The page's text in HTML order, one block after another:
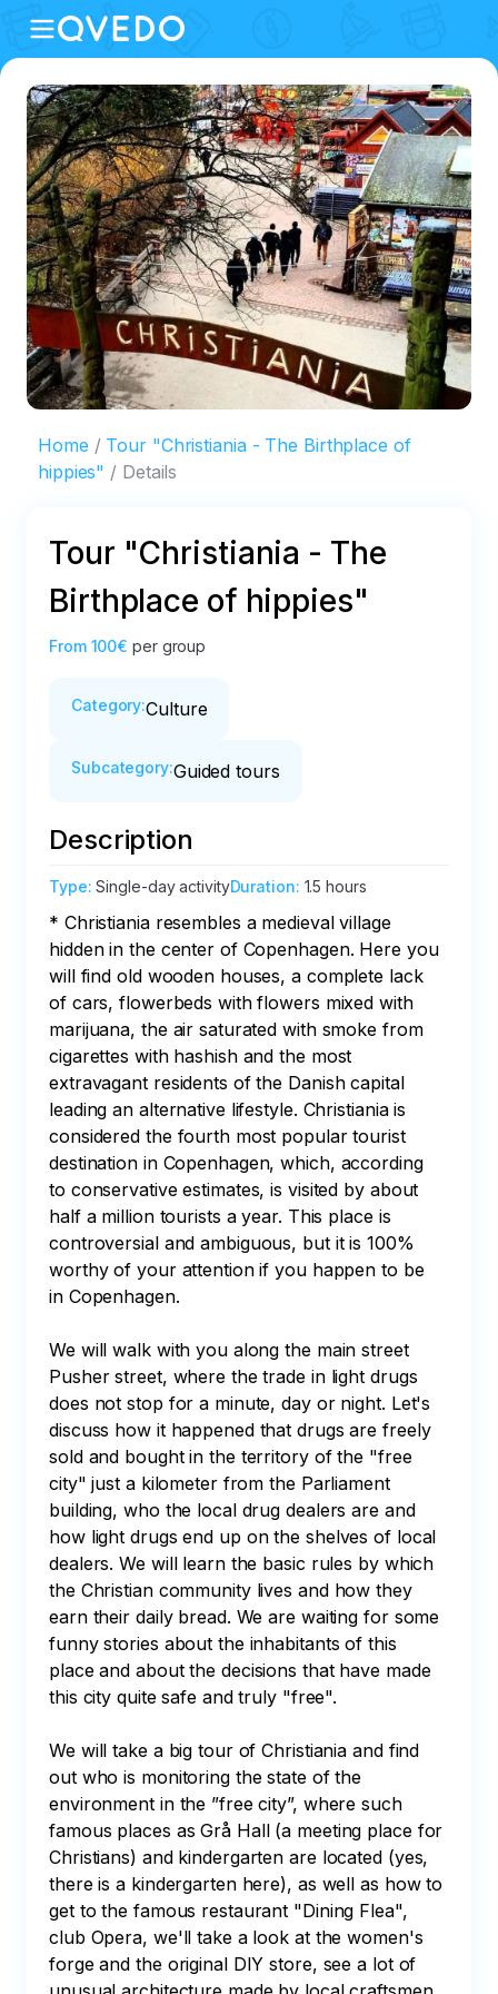
Home
Tour "Christiania - The Birthplace of
hippies"
Details
Tour "Christiania - The
Birthplace of hippies"
From 100€ per group
Category:Culture
Subcategory:Guided tours
Description
Type:Single-day activityDuration: 1.5 hours
* Christiania resembles a medieval village
hidden in the center of Copenhagen. Here you
will find old wooden houses, a complete lack
of cars, flowerbeds with flowers mixed with
marijuana, the air saturated with smoke from
cigarettes with hashish and the most
extravagant residents of the Danish capital
leading an alternative lifestyle. Christiania is
considered the fourth most popular tourist
destination in Copenhagen, which, according
to conservative estimates, is visited by about
half a million tourists a year. This place is
controversial and ambiguous, but it is 100%
worthy of your attention if you happen to be
in Copenhagen.
We will walk with you along the main street
Pusher street, where the trade in light drugs
does not stop for a minute, day or night. Let's
discuss how it happened that drugs are freely
sold and bought in the territory of the "free
city" just a kilometer from the Parliament
building, who the local drug dealers are and
how light drugs end up on the shelves of local
dealers. We will learn the basic rules by which
the Christian community lives and how they
earn their daily bread. We are waiting for some
funny stories about the inhabitants of this
place and about the decisions that have made
this city quite safe and truly "free".
We will take a big tour of Christiania and find
out who is monitoring the state of the
environment in the ”free city”, where such
famous places as Grå Hall (a meeting place for
Christians) and kindergarten are located (yes,
there is a kindergarten here), as well as how to
get to the famous restaurant "Dining Flea",
club Opera, we'll take a look at the women's
forge and the original DIY store, see a lot of